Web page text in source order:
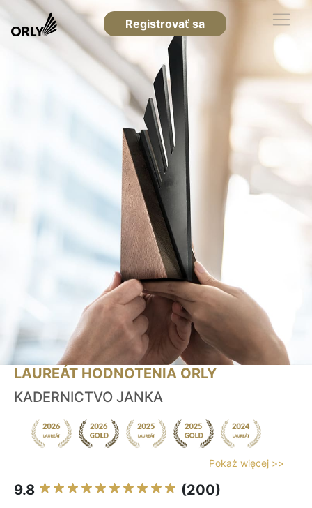
Registrovať sa
LAUREÁT HODNOTENIA ORLY
KADERNICTVO JANKA
Pokaż więcej >>
9.8 (200)